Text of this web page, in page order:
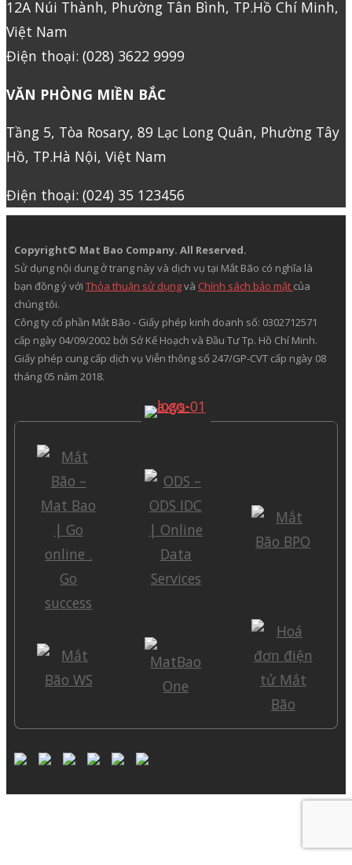
12A Núi Thành, Phường Tân Bình, TP.Hồ Chí Minh,
Việt Nam
Điện thoại: (028) 3622 9999
VĂN PHÒNG MIỀN BẮC
Tầng 5, Tòa Rosary, 89 Lạc Long Quân, Phường Tây
Hồ, TP.Hà Nội, Việt Nam
Điện thoại: (024) 35 123456
Copyright© Mat Bao Company. All Reserved.
Sử dụng nội dung ở trang này và dịch vụ tại Mắt Bão có nghĩa là
bạn đồng ý với Thỏa thuận sử dụngvà Chính sách bảo mật của
chúng tôi.
Công ty cổ phần Mắt Bão - Giấy phép kinh doanh số: 0302712571
cấp ngày 04/09/2002 bởi Sở Kế Hoạch và Đầu Tư Tp. Hồ Chí Minh.
Giấy phép cung cấp dịch vụ Viễn thông số 247/GP-CVT cấp ngày 08
tháng 05 năm 2018.